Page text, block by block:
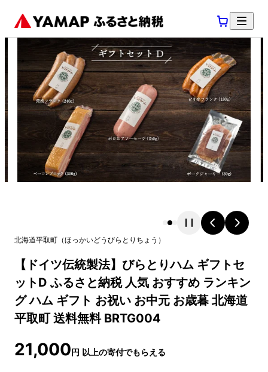
北海道平取町 （ほっかいどう びらとりちょう ）
【ドイツ伝統製法】びらとりハム ギフトセ
ットD ふるさと納税 人気 おすすめ ランキン
グ ハム ギフト お祝い お中元 お歳暮 北海道
平取町 送料無料 BRTG004
21,000円 以上の寄付でもらえる